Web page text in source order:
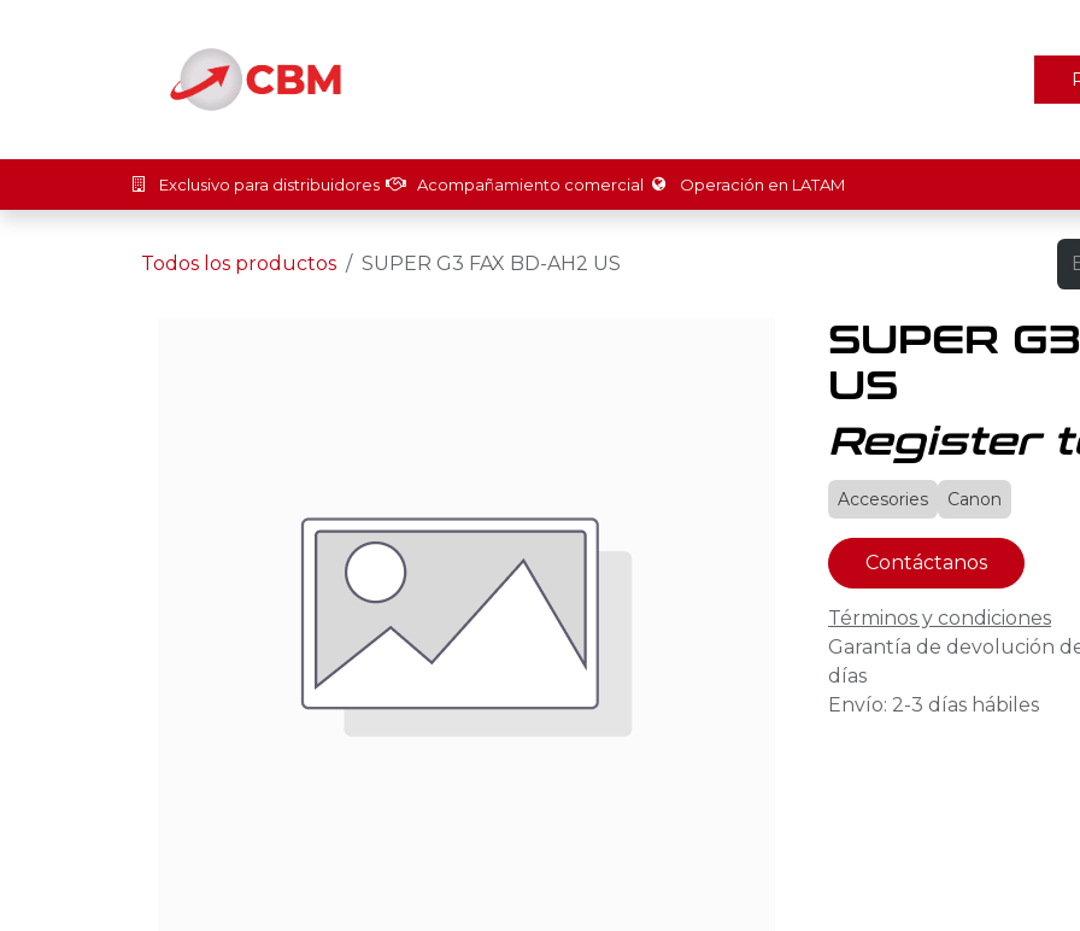
Exclusivo para distribuidores Acompañamiento comercial Operación en LATAM
Todos los productos SUPER G3 FAX BD-AH2 US
SUPER
US
Register
Accesories Canon
Contáctanos
Términos y condiciones
Garantía de devolución
días
Envío: 2-3 días hábiles